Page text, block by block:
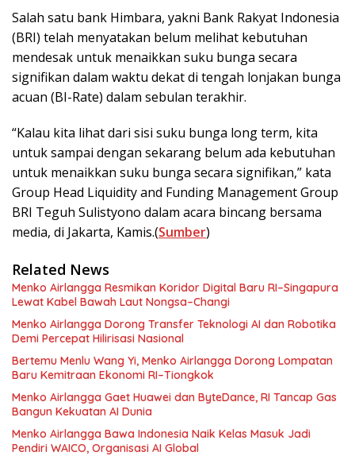
Salah satu bank Himbara, yakni Bank Rakyat Indonesia
(BRI) telah menyatakan belum melihat kebutuhan
mendesak untuk menaikkan suku bunga secara
signifikan dalam waktu dekat di tengah lonjakan bunga
acuan (BI-Rate) dalam sebulan terakhir.
“Kalau kita lihat dari sisi suku bunga long term, kita
untuk sampai dengan sekarang belum ada kebutuhan
untuk menaikkan suku bunga secara signifikan,” kata
Group Head Liquidity and Funding Management Group
BRI Teguh Sulistyono dalam acara bincang bersama
media, di Jakarta, Kamis.(Sumber)
Related News
Menko Airlangga Resmikan Koridor Digital Baru RI–Singapura
Lewat Kabel Bawah Laut Nongsa–Changi
Menko Airlangga Dorong Transfer Teknologi AI dan Robotika
Demi Percepat Hilirisasi Nasional
Bertemu Menlu Wang Yi, Menko Airlangga Dorong Lompatan
Baru Kemitraan Ekonomi RI–Tiongkok
Menko Airlangga Gaet Huawei dan ByteDance, RI Tancap Gas
Bangun Kekuatan AI Dunia
Menko Airlangga Bawa Indonesia Naik Kelas Masuk Jadi
Pendiri WAICO, Organisasi AI Global